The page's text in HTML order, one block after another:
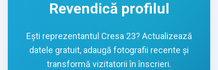
Revendică profilul
Ești reprezentantul Cresa 23? Actualizează
datele gratuit, adaugă fotografii recente și
transformă vizitatorii în înscrieri.